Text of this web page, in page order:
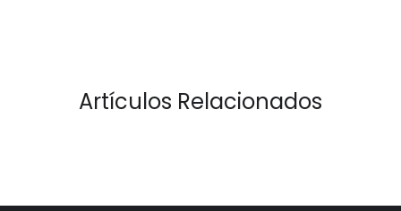
Artículos Relacionados